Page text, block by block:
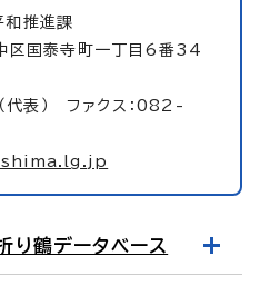
和推進課
国泰寺町一丁目6番34
表） ファクス：082-
り鶴データベース